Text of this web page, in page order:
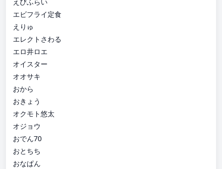
エビフライ定食
えりゅ
エレクトさわる
エロ井ロエ
オイスター
オオサキ
おから
おきょう
オクモト悠太
オジョウ
おでん70
おとちち
おなぱん